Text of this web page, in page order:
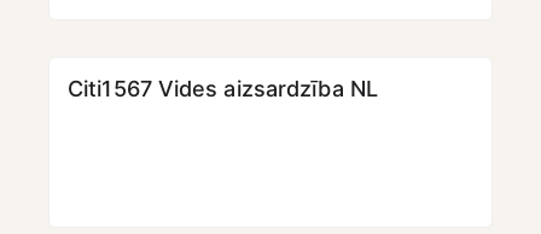
Citi1567 Vides aizsardzība NL